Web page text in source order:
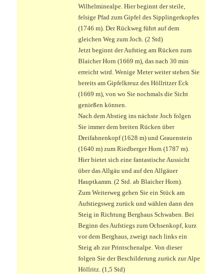
Wilhelminealpe. Hier beginnt der steile,
felsige Pfad zum Gipfel des Sipplingerkopfes
(1746 m). Der Rückweg führt auf dem
gleichen Weg zum Joch. (2 Std)
Jetzt beginnt der Aufstieg am Rücken zum
Blaicher Horn (1669 m), das nach 30 min
erreicht wird. Wenige Meter weiter stehen Sie
bereits am Gipfelkreuz des Höllritzer Eck
(1669 m), von wo Sie nochmals die Sicht
genießen können.
Nach dem Abstieg ins nächste Joch folgen
Sie immer dem breiten Rücken über
Dreifahnenkopf (1628 m) und Grauenstein
(1640 m) zum Riedberger Horn (1787 m).
Hier bietet sich eine fantastische Aussicht
über das Allgäu und auf den Allgäuer
Hauptkamm. (2 Std. ab Blaicher Horn).
Zum Weiterweg gehen Sie ein Stück am
Aufstiegsweg zurück und wählen dann den
Steig in Richtung Berghaus Schwaben. Bei
Beginn des Aufstiegs zum Ochsenkopf, kurz
vor dem Berghaus, zweigt nach links ein
Steig ab zur Printschenalpe. Von dieser
folgen Sie der Beschilderung zurück zur Alpe
Höllritz. (1,5 Std)